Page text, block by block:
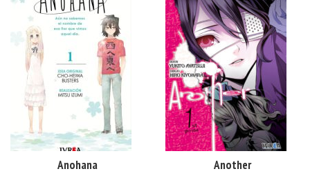
Anohana Another